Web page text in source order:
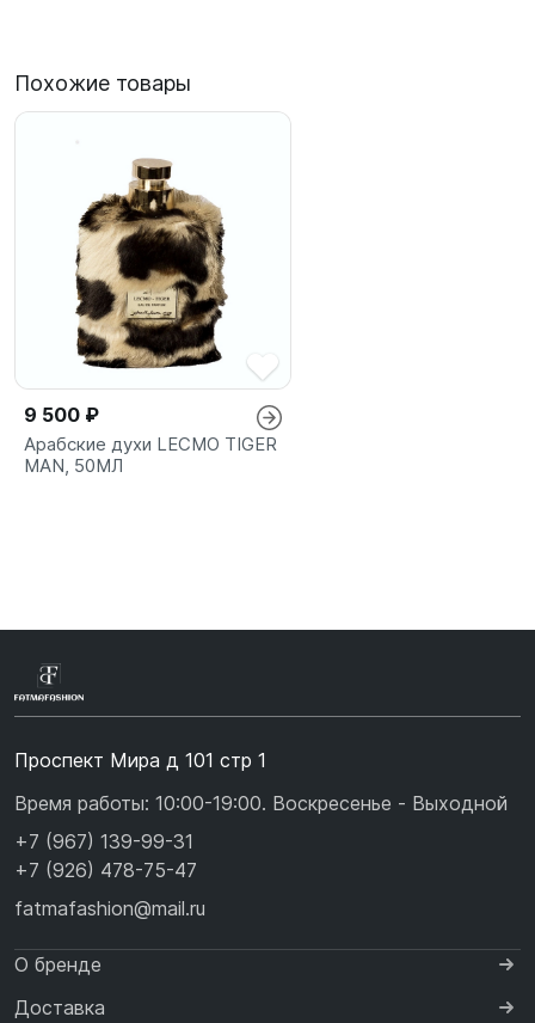
Похожие товары
9 500 ₽
Арабские духи LECMO TIGER
MAN, 50МЛ
Проспект Мира д 101 стр 1
Время работы: 10:00-19:00. Воскресенье - Выходной
+7 (967) 139-99-31
+7 (926) 478-75-47
fatmafashion@mail.ru
О бренде
Доставка